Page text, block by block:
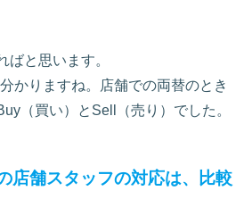
ばと思います。
かりますね。店舗での両替のとき
（買い）とSell（売り）でした。
店舗スタッフの対応は、比較